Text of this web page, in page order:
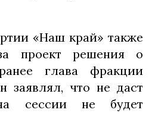
«Наш край» также
проект решения о
глава фракции
что не даст
сессии не будет